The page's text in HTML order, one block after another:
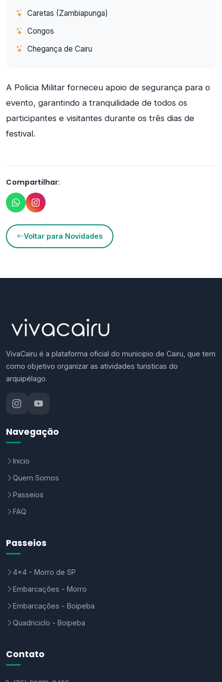
Caretas (Zambiapunga)
Congos
Chegança de Cairu
A Policia Militar forneceu apoio de segurança para o
evento, garantindo a tranquilidade de todos os
participantes e visitantes durante os três dias de
festival.
Compartilhar:
Voltar para Novidades
VivaCairu é a plataforma oficial do municipio de Cairu, que tem
como objetivo organizar as atividades turisticas do
arquipélago.
Navegação
Inicio
Quem Somos
Passeios
FAQ
Passeios
4x4 - Morro de SP
Embarcações - Morro
Embarcações - Boipeba
Quadriciclo - Boipeba
Contato